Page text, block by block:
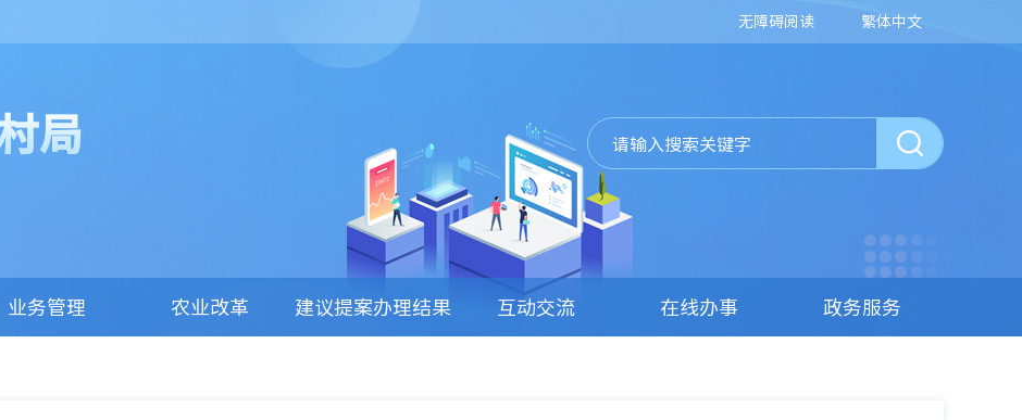
无障碍阅读 繁体中文
局
业务管理 农业改革
建议提案办理结果
互动交流 在线办事 政务服务